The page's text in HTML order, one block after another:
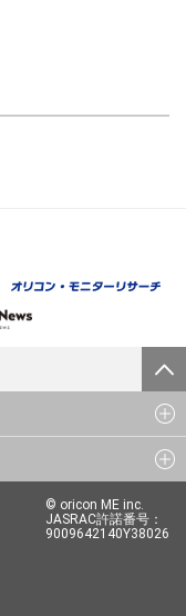
© oricon ME inc.
JASRAC許諾番号：
9009642140Y38026